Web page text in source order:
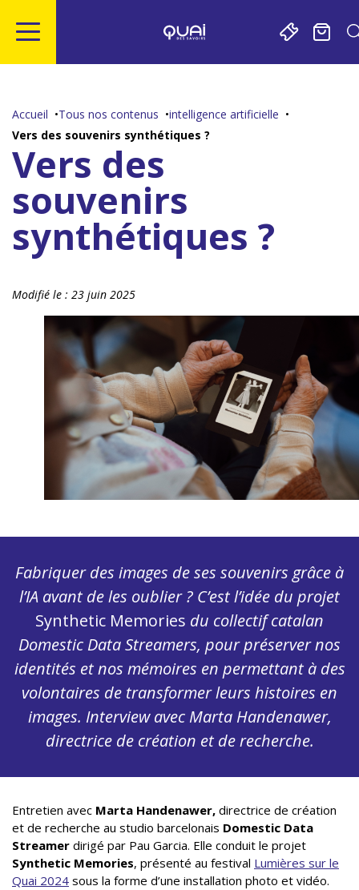
contenu
Accueil Tous nos contenus
intelligence artificielle
Vers des souvenirs synthétiques ?
Vers des
souvenirs
synthétiques ?
Modifié le : 23 juin 2025
Fabriquer des images de ses souvenirs grâce à
l’IA avant de les oublier ? C’est l’idée du projet
Synthetic Memories du collectif catalan
Domestic Data Streamers, pour préserver nos
identités et nos mémoires en permettant à des
volontaires de transformer leurs histoires en
images. Interview avec Marta Handenawer,
directrice de création et de recherche.
Entretien avec Marta Handenawer, directrice de création
et de recherche au studio barcelonais Domestic Data
Streamer dirigé par Pau Garcia. Elle conduit le projet
Synthetic Memories, présenté au festival Lumières sur le
Quai 2024 sous la forme d’une installation photo et vidéo.